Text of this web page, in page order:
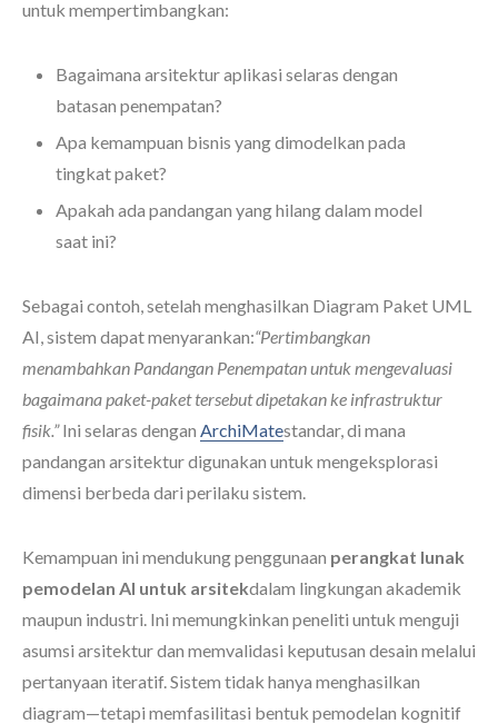
untuk mempertimbangkan:
Bagaimana arsitektur aplikasi selaras dengan
batasan penempatan?
Apa kemampuan bisnis yang dimodelkan pada
tingkat paket?
Apakah ada pandangan yang hilang dalam model
saat ini?
Sebagai contoh, setelah menghasilkan Diagram Paket UML
AI, sistem dapat menyarankan:“Pertimbangkan
menambahkan Pandangan Penempatan untuk mengevaluasi
bagaimana paket-paket tersebut dipetakan ke infrastruktur
fisik.”Ini selaras dengan ArchiMatestandar, di mana
pandangan arsitektur digunakan untuk mengeksplorasi
dimensi berbeda dari perilaku sistem.
Kemampuan ini mendukung penggunaan perangkat lunak
pemodelan AI untuk arsitekdalam lingkungan akademik
maupun industri. Ini memungkinkan peneliti untuk menguji
asumsi arsitektur dan memvalidasi keputusan desain melalui
pertanyaan iteratif. Sistem tidak hanya menghasilkan
diagram—tetapi memfasilitasi bentuk pemodelan kognitif